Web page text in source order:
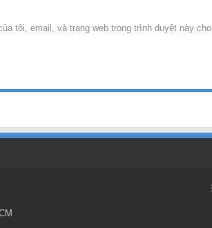
tôi, email, và trang web trong trình duyệt này cho